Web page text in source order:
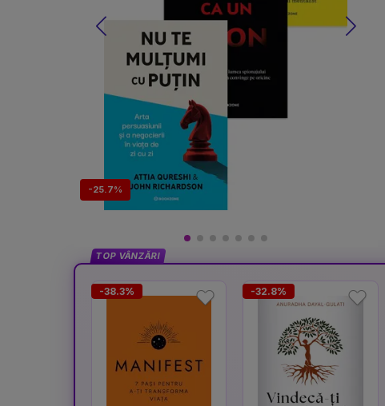
-25.7%
TOP VÂNZĂRI
-38.3% -32.8%